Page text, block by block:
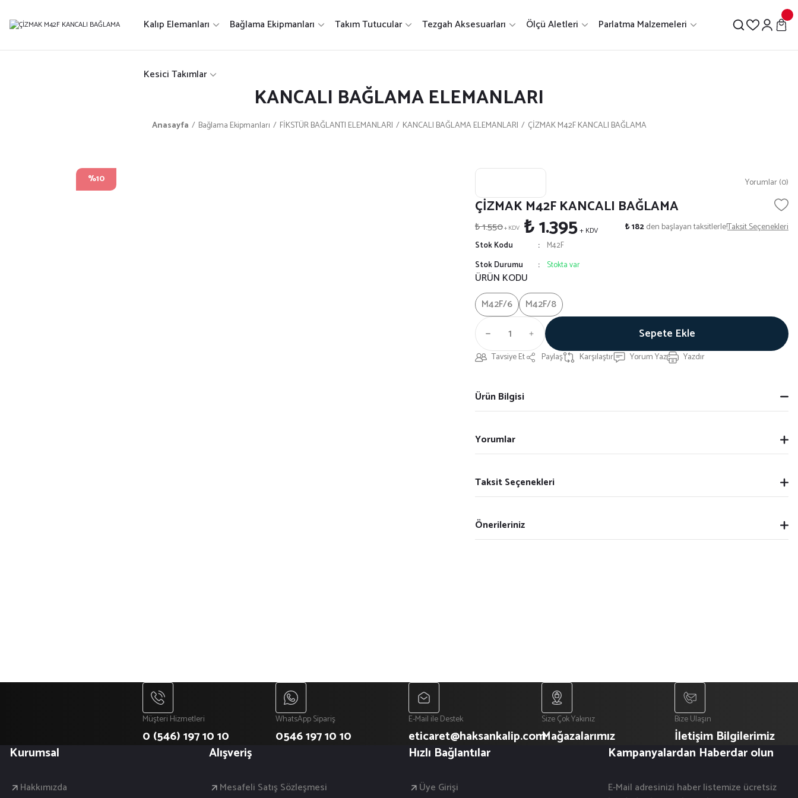
Kalıp Elemanları Bağlama Ekipmanları Takım Tutucular Tezgah Aksesuarları Ölçü Aletleri Parlatma Malzemeleri
Kesici Takımlar
KANCALI BAĞLAMA ELEMANLARI
Anasayfa Bağlama Ekipmanları FİKSTÜR BAĞLANTI ELEMANLARI KANCALI BAĞLAMA ELEMANLARI ÇİZMAK M42F KANCALI BAĞLAMA
%10 Yorumlar (0)
ÇİZMAK M42F KANCALI BAĞLAMA
₺ 1.550+ KDV ₺ 1.395+ KDV ₺ 182den başlayan taksitlerle!Taksit Seçenekleri
Stok Kodu
M42F
Stok Durumu
Stokta var
ÜRÜN KODU
M42F/6
M42F/8
Sepete Ekle
Tavsiye Et Paylaş Karşılaştır Yorum Yaz Yazdır
Ürün Bilgisi
Yorumlar
Taksit Seçenekleri
Önerileriniz
Müşteri Hizmetleri
0 (546) 197 10 10
WhatsApp Sipariş
0546 197 10 10
E-Mail ile Destek
eticaret@haksankalip.com
Size Çok Yakınız
Mağazalarımız
Bize Ulaşın
İletişim Bilgilerimiz
Kurumsal
Hakkımızda
Alışveriş
Mesafeli Satış Sözleşmesi
Hızlı Bağlantılar
Üye Girişi
Kampanyalardan Haberdar olun
E-Mail adresinizi haber listemize ücretsiz